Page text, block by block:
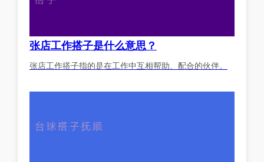
张店工作搭子是什么意思？
张店工作搭子指的是在工作中互相帮助、配合的伙伴。